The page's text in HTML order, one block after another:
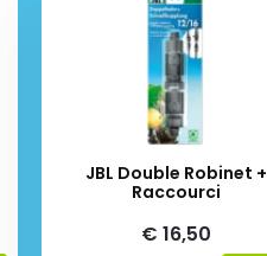
JBL Double Robinet +
Raccourci
€ 16,50